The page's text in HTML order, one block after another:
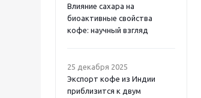
Влияние сахара на
биоактивные свойства
кофе: научный взгляд
25 декабря 2025
Экспорт кофе из Индии
приблизится к двум